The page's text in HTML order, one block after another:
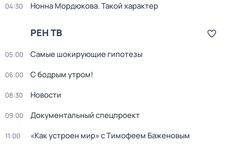
04:30 Нонна Мордюкова. Такой характер
РЕН ТВ
05:00 Самые шoкиpующие гипотезы
06:00 С бодрым утром!
08:30 Новости
09:00 Документальный спецпроект
11:00 «Как устроен мир» с Тимофеем Баженовым